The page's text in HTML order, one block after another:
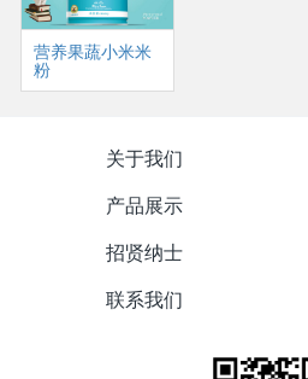
营养果蔬小米米
粉
关于我们
产品展示
招贤纳士
联系我们